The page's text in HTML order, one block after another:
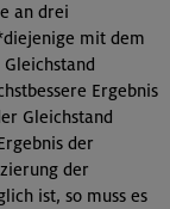
an drei
mit dem
Ergebnis
Gleichstand
der
der
ist, so muss es